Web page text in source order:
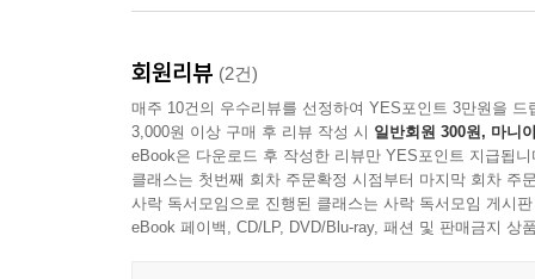
회원리뷰 (2건)
매주 10건의 우수리뷰를 선정하여 YES포인트 3만원을 드
3,000원 이상 구매 후 리뷰 작성 시 일반회원 300원, 마니
eBook은 다운로드 후 작성한 리뷰만 YES포인트 지급됩니
클래스는 첫번째 회차 주문확정 시점부터 마지막 회차 주
사락 독서모임으로 진행된 클래스는 사락 독서모임 게시
eBook 페이백, CD/LP, DVD/Blu-ray, 패션 및 판매금지 상